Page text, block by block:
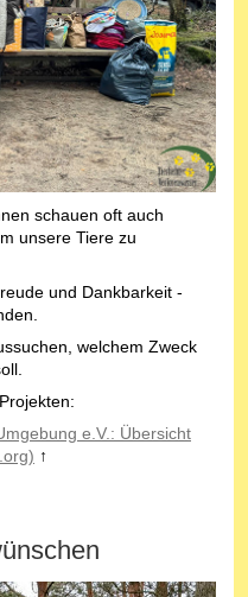
schauen oft auch
unsere Tiere zu
und Dankbarkeit -
welchem Zweck
e.V.: Übersicht
↑